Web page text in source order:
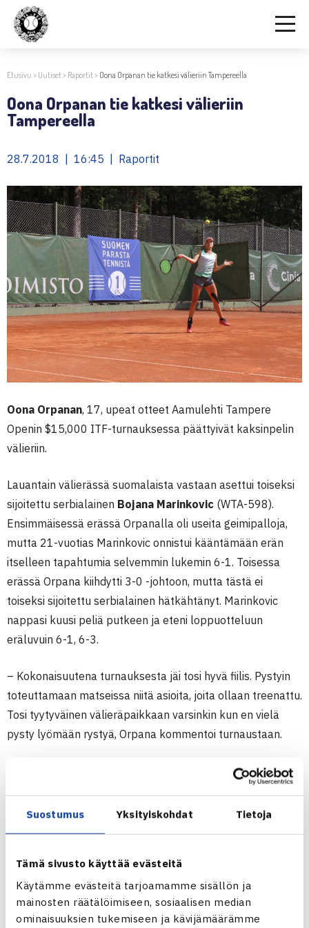
Suostumus Yksityiskohdat Tietoja
Tämä sivusto käyttää evästeitä
Käytämme evästeitä tarjoamamme sisällön ja
mainosten räätälöimiseen, sosiaalisen median
ominaisuuksien tukemiseen ja kävijämäärämme
Etusivu > Uutiset> Raportit> Oona Orpanan tie katkesi välieriin Tampereella
Oona Orpanan tie katkesi välieriin
Tampereella
28.7.2018 | 16:45 | Raportit
Oona Orpanan, 17, upeat otteet Aamulehti Tampere
Openin $15,000 ITF-turnauksessa päättyivät kaksinpelin
välieriin.
Lauantain välierässä suomalaista vastaan asettui toiseksi
sijoitettu serbialainen Bojana Marinkovic (WTA-598).
Ensimmäisessä erässä Orpanalla oli useita geimipalloja,
mutta 21-vuotias Marinkovic onnistui kääntämään erän
itselleen tapahtumia selvemmin lukemin 6-1. Toisessa
erässä Orpana kiihdytti 3-0 -johtoon, mutta tästä ei
toiseksi sijoitettu serbialainen hätkähtänyt. Marinkovic
nappasi kuusi peliä putkeen ja eteni loppuotteluun
eräluvuin 6-1, 6-3.
– Kokonaisuutena turnauksesta jäi tosi hyvä fiilis. Pystyin
toteuttamaan matseissa niitä asioita, joita ollaan treenattu.
Tosi tyytyväinen välieräpaikkaan varsinkin kun en vielä
pysty lyömään rystyä, Orpana kommentoi turnaustaan.
Tulevalla viikolla Orpana pelaa Savitaipaleen $15,000
– Nyt on hyvä fiilis lähteä Savitaipaleelle. Sain monta
hyvää matsia tällä viikolla ja lisää itseluottamusta.
SAVITAIPALEEN $15,000 ITF-TURNAUS